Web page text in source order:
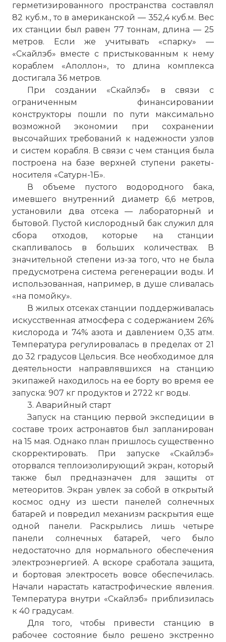
герметизированного пространства составлял
82 куб.м., то в американской — 352,4 куб.м. Вес
их станции был равен 77 тоннам, длина — 25
метров. Если же учитывать «спарку» —
«Скайлэб» вместе с пристыкованным к нему
кораблем «Аполлон», то длина комплекса
достигала 36 метров.
При создании «Скайлэб» в связи с
ограниченным финансировании
конструкторы пошли по пути максимально
возможной экономии при сохранении
высочайших требований к надежности узлов
и систем корабля. В связи с чем станция была
построена на базе верхней ступени ракеты-
носителя «Сатурн-1Б».
В объеме пустого водородного бака,
имевшего внутренний диаметр 6,6 метров,
установили два отсека — лабораторный и
бытовой. Пустой кислородный бак служил для
сбора отходов, которые на станции
скапливалось в больших количествах. В
значительной степени из-за того, что не была
предусмотрена система регенерации воды. И
использованная, например, в душе сливалась
«на помойку».
В жилых отсеках станции поддерживалась
искусственная атмосфера с содержанием 26%
кислорода и 74% азота и давлением 0,35 атм.
Температура регулировалась в пределах от 21
до 32 градусов Цельсия. Все необходимое для
деятельности направлявшихся на станцию
экипажей находилось на ее борту во время ее
запуска: 907 кг продуктов и 2722 кг воды.
3. Аварийный старт
Запуск на станцию первой экспедиции в
составе троих астронавтов был запланирован
на 15 мая. Однако план пришлось существенно
скорректировать. При запуске «Скайлэб»
оторвался теплоизолирующий экран, который
также был предназначен для защиты от
метеоритов. Экран увлек за собой в открытый
космос одну из шести панелей солнечных
батарей и повредил механизм раскрытия еще
одной панели. Раскрылись лишь четыре
панели солнечных батарей, чего было
недостаточно для нормального обеспечения
электроэнергией. А вскоре сработала защита,
и бортовая электросеть вовсе обеспечилась.
Начали нарастать катастрофические явления.
Температура внутри «Скайлэб» приблизилась
к 40 градусам.
Для того, чтобы привести станцию в
рабочее состояние было решено экстренно